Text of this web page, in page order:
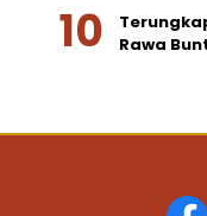
Rawa